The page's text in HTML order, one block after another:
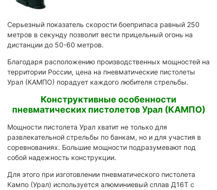
Серьезный показатель скорости боеприпаса равный 250
метров в секунду позволит вести прицельный огонь на
дистанции до 50-60 метров.
Благодаря расположению производственных мощностей на
территории России, цена на пневматические пистолеты
Урал (КАМПО) порадует каждого любителя стрельбы.
Конструктивные особенности
пневматических пистолетов Урал (КАМПО)
Мощности пистолета Урал хватит не только для
развлекательной стрельбы по банкам, но и для участия в
соревнованиях. Большие мощности подразумевают под
собой надежность конструкции.
Для этого при изготовлении пневматического пистолета
Кампо (Урал) используется алюминиевый сплав Д16Т с